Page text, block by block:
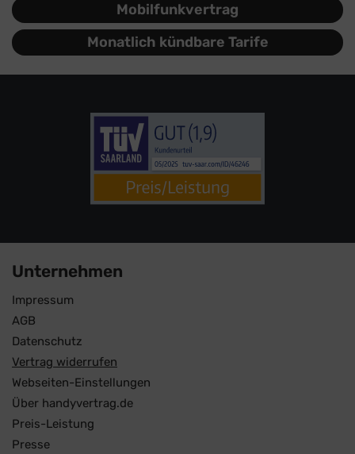
Mobilfunkvertrag
Monatlich kündbare Tarife
Unternehmen
Impressum
AGB
Datenschutz
Vertrag widerrufen
Webseiten-Einstellungen
Über handyvertrag.de
Preis-Leistung
Presse